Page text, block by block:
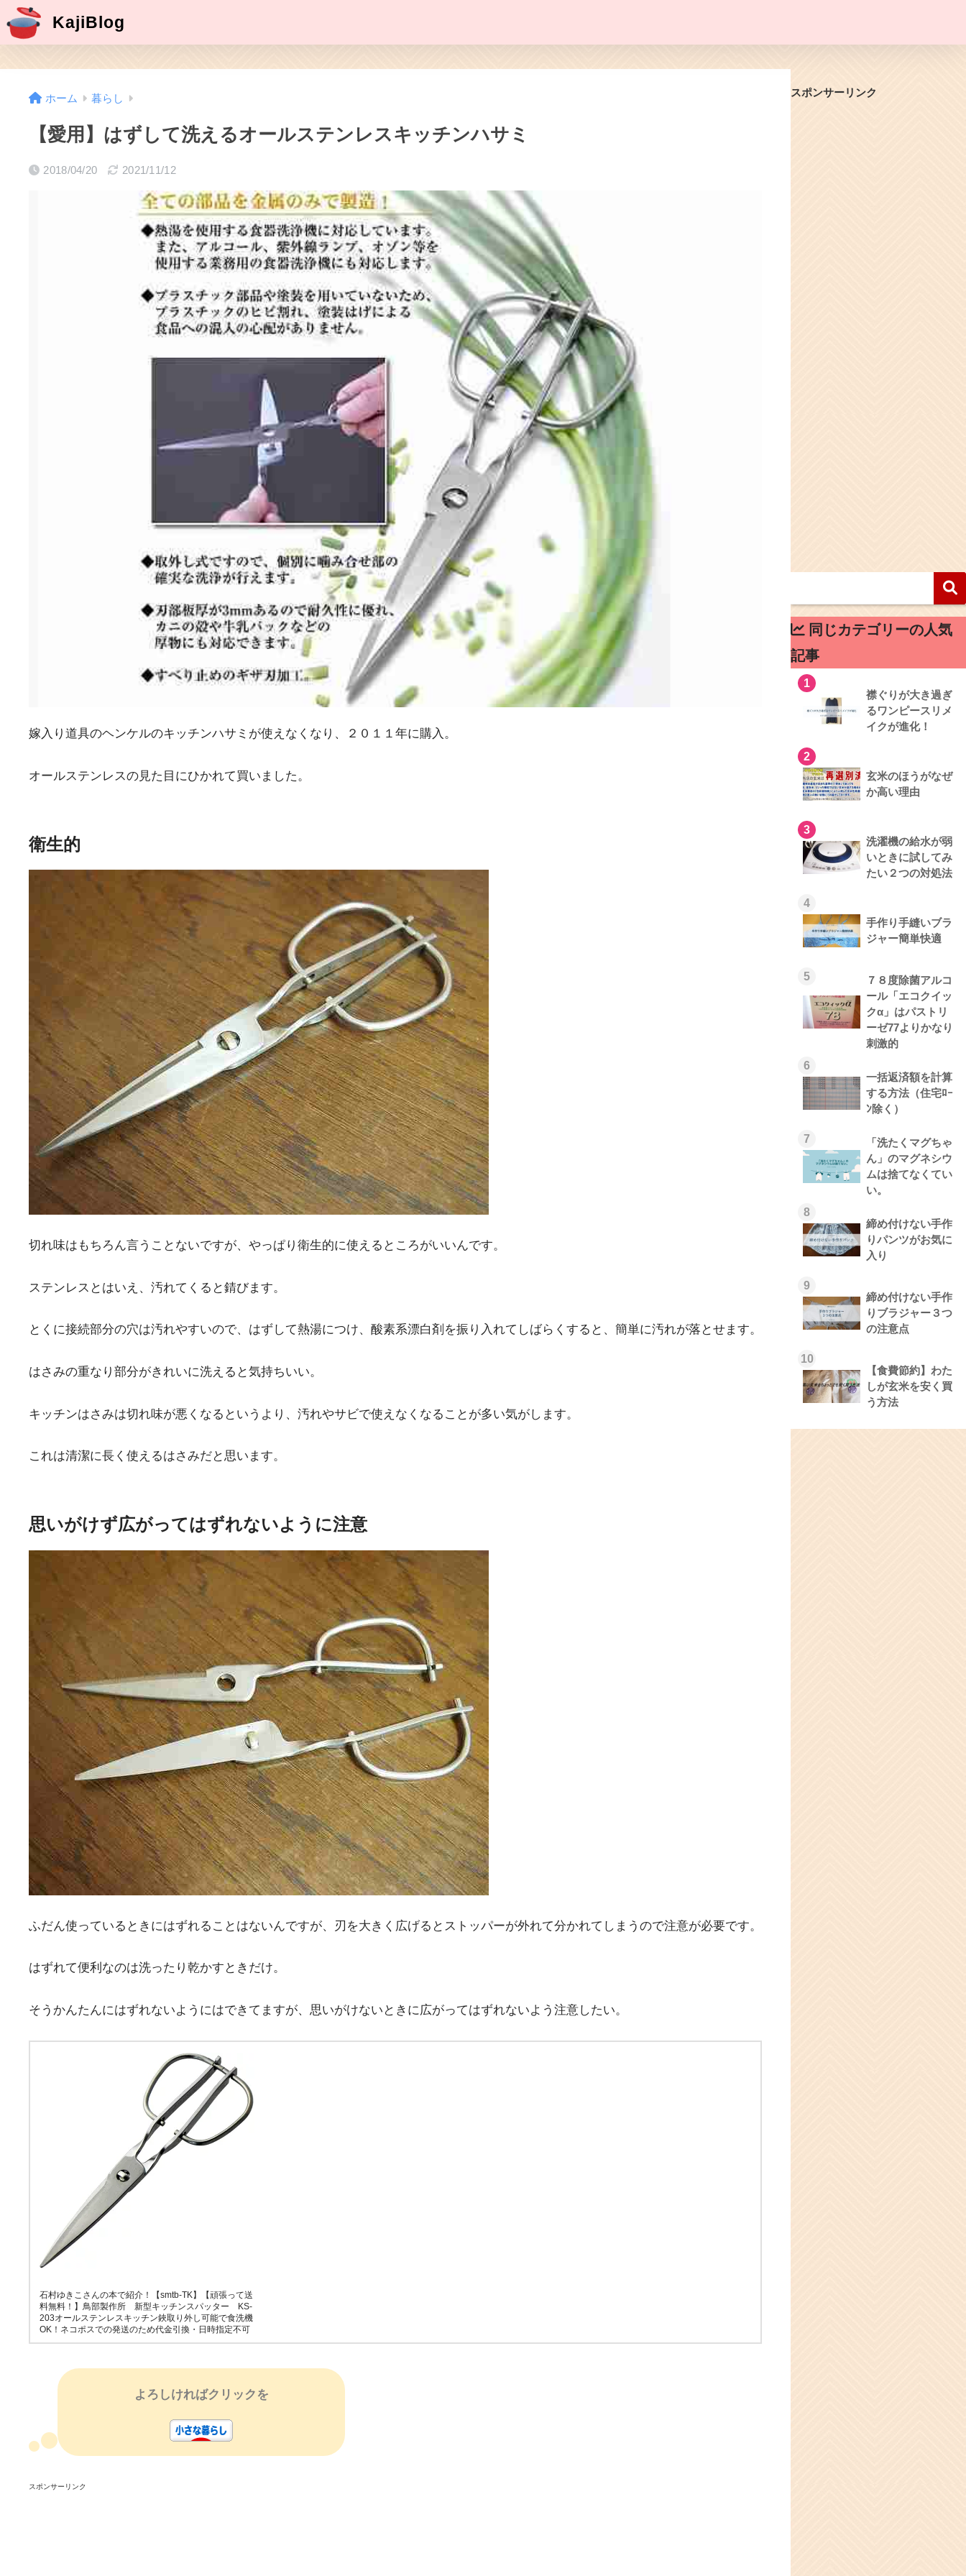
KajiBlog
ホーム 暮らし
【愛用】はずして洗えるオールステンレスキッチンハサミ
2018/04/20 2021/11/12
嫁入り道具のヘンケルのキッチンハサミが使えなくなり、２０１１年に購入。
オールステンレスの見た目にひかれて買いました。
衛生的
切れ味はもちろん言うことないですが、やっぱり衛生的に使えるところがいいんです。
ステンレスとはいえ、汚れてくると錆びます。
とくに接続部分の穴は汚れやすいので、はずして熱湯につけ、酸素系漂白剤を振り入れてしばらくすると、簡単に汚れが落とせます。
はさみの重なり部分がきれいに洗えると気持ちいい。
キッチンはさみは切れ味が悪くなるというより、汚れやサビで使えなくなることが多い気がします。
これは清潔に長く使えるはさみだと思います。
思いがけず広がってはずれないように注意
ふだん使っているときにはずれることはないんですが、刃を大きく広げるとストッパーが外れて分かれてしまうので注意が必要です。
はずれて便利なのは洗ったり乾かすときだけ。
そうかんたんにはずれないようにはできてますが、思いがけないときに広がってはずれないよう注意したい。
石村ゆきこさんの本で紹介！【smtb-TK】【頑張って送
料無料！】鳥部製作所 新型キッチンスパッター KS-
203オールステンレスキッチン鋏取り外し可能で食洗機
OK！ネコポスでの発送のため代金引換・日時指定不可
よろしければクリックを
スポンサーリンク
スポンサーリンク
同じカテゴリーの人気
記事
1
襟ぐりが大き過ぎ
るワンピースリメ
イクが進化！
2
玄米のほうがなぜ
か高い理由
3
洗濯機の給水が弱
いときに試してみ
たい２つの対処法
4
手作り手縫いブラ
ジャー簡単快適
5
７８度除菌アルコ
ール「エコクイッ
クα」はパストリ
ーゼ77よりかなり
刺激的
6
一括返済額を計算
する方法（住宅ﾛｰ
ﾝ除く）
7
「洗たくマグちゃ
ん」のマグネシウ
ムは捨てなくてい
い。
8
締め付けない手作
りパンツがお気に
入り
9
締め付けない手作
りブラジャー３つ
の注意点
10
【食費節約】わた
しが玄米を安く買
う方法